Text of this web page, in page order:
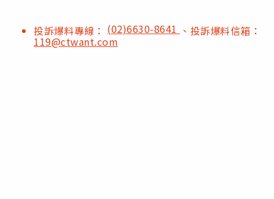
投訴爆料專線： (02)6630-8641 、投訴爆料信箱：
119@ctwant.com